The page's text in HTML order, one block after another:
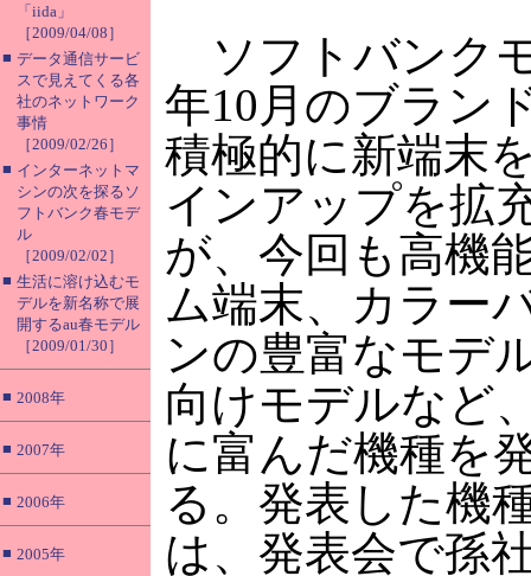
「iida」
［2009/04/08］
■ データ通信サービ
スで見えてくる各
社のネットワーク
事情
［2009/02/26］
■ インターネットマ
シンの次を探るソ
フトバンク春モデ
ル
［2009/02/02］
■ 生活に溶け込むモ
デルを新名称で展
開するau春モデル
［2009/01/30］
■ 2008年
■ 2007年
■ 2006年
■ 2005年
ソフトバンク
年10月のブラン
積極的に新端末
インアップを拡
が、今回も高機
ム端末、カラー
ンの豊富なモデ
向けモデルなど
に富んだ機種を
る。発表した機
は、発表会で孫